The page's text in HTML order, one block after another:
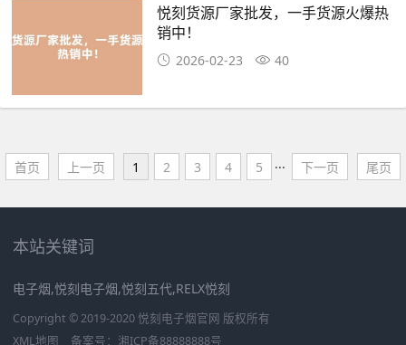
悦刻货源厂家批发，一手货源火爆热
销中！
2026-02-23 40
首页 上一页 1 2 3 4 5 ··· 下一页 尾页
本站关键词
电子烟,悦刻电子烟,悦刻五代,RELX悦刻
Copyright © 2019-2020 悦刻电子烟官网 版权所有
XML地图
备案号： 湘ICP备88888888号